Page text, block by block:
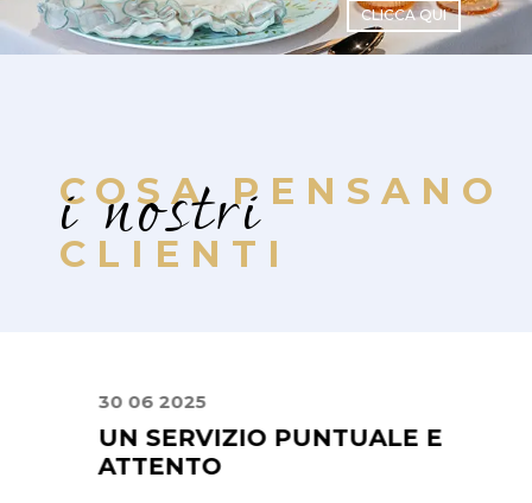
CLICCA QUI
COSA PENSANO
i nostri
CLIENTI
30 06 2025
UN SERVIZIO PUNTUALE E
ATTENTO